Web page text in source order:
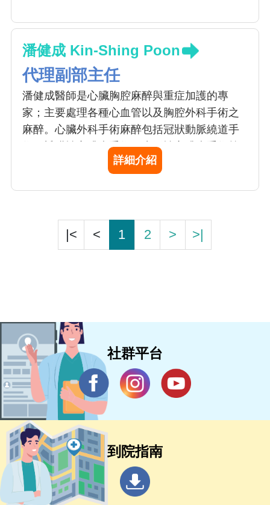
潘健成 Kin-Shing Poon
代理副部主任
潘健成醫師是心臟胸腔麻醉與重症加護的專
家；主要處理各種心血管以及胸腔外科手術之
麻醉。心臟外科手術麻醉包括冠狀動脈繞道手
術、瓣膜性心臟病手術、先天性心臟病手術等
之麻醉。胸腔手術麻醉則包括了胸腔腫瘤手
品質、 加強與加護病房之合作、全方位提升醫
療品質。潘健成醫師亦是本院器官移植中心、
詳細介紹
|< < 1 2 > >|
社群平台
到院指南